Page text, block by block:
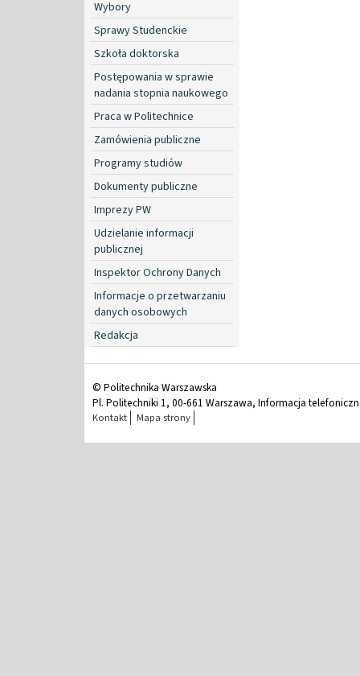
Wybory
Sprawy Studenckie
Szkoła doktorska
Postępowania w sprawie
nadania stopnia naukowego
Praca w Politechnice
Zamówienia publiczne
Programy studiów
Dokumenty publiczne
Imprezy PW
Udzielanie informacji
publicznej
Inspektor Ochrony Danych
Informacje o przetwarzaniu
danych osobowych
Redakcja
© Politechnika Warszawska
Pl. Politechniki 1, 00-661 Warszawa, Informacja
Kontakt Mapa strony